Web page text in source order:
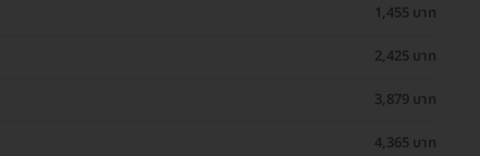
1,455 บาท
2,425 บาท
3,879 บาท
4,365 บาท